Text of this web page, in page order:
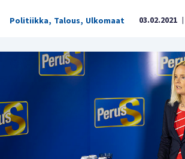
Politiikka, Talous, Ulkomaat 03.02.2021 |